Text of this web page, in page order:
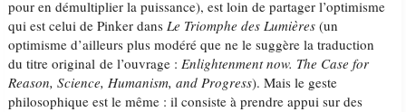
pour en démultiplier la puissance), est loin de partager l’optimisme
qui est celui de Pinker dansLe Triomphe des Lumières (un
optimisme d’ailleurs plus modéré que ne le suggère la traduction
du titre original de l’ouvrage :Enlightenment now. The Case for
Reason, Science, Humanism, and Progress). Mais le geste
philosophique est le même : il consiste à prendre appui sur des